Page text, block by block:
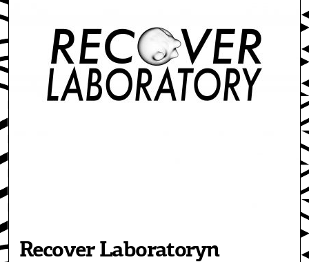
Recover Laboratoryn